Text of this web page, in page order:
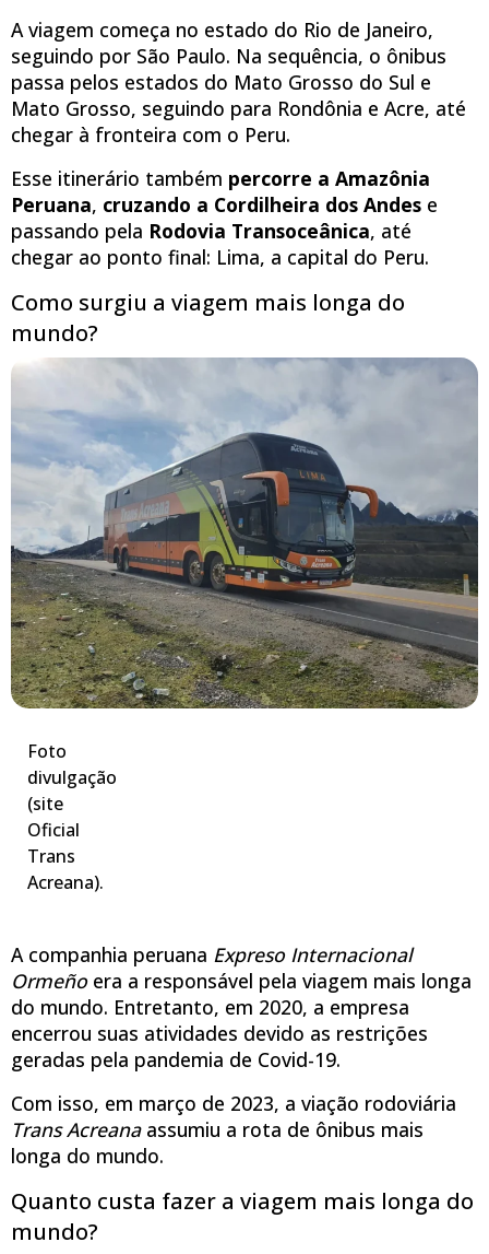
A viagem começa no estado do Rio de Janeiro,
seguindo por São Paulo. Na sequência, o ônibus
passa pelos estados do Mato Grosso do Sul e
Mato Grosso, seguindo para Rondônia e Acre, até
chegar à fronteira com o Peru.
Esse itinerário também percorre a Amazônia
Peruana, cruzando a Cordilheira dos Andes e
passando pela Rodovia Transoceânica, até
chegar ao ponto final: Lima, a capital do Peru.
Como surgiu a viagem mais longa do
mundo?
Foto
divulgação
(site
Oficial
Trans
Acreana).
A companhia peruana Expreso Internacional
Ormeñoera a responsável pela viagem mais longa
do mundo. Entretanto, em 2020, a empresa
encerrou suas atividades devido as restrições
geradas pela pandemia de Covid-19.
Com isso, em março de 2023, a viação rodoviária
Trans Acreanaassumiu a rota de ônibus mais
longa do mundo.
Quanto custa fazer a viagem mais longa do
mundo?